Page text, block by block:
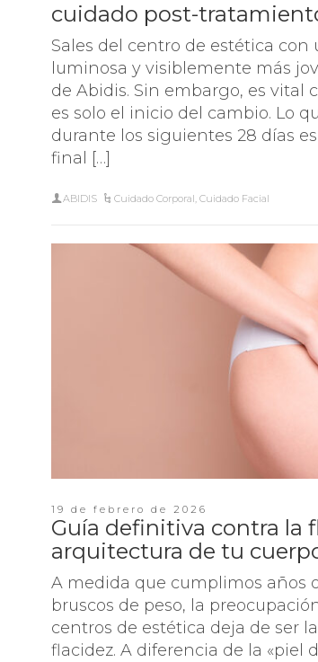
cuidado post-
Sales del centro de estética
luminosa y visiblemente más
de Abidis. Sin embargo, es
es solo el inicio del cambio. Lo
durante los siguientes 28 días
final […]
ABIDIS Cuidado Corporal ,Cuidado Facial
19 de febrero de 2026
Guía definitiva contra la
arquitectura de tu
A medida que cumplimos años
bruscos de peso, la
centros de estética deja de ser
flacidez. A diferencia de la «piel